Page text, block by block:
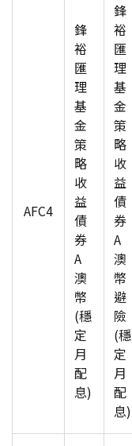
AFC4
鋒
裕
匯
理
基
金
策
略
收
益
債
券
A
澳
幣
(穩
定
月
配
息)
鋒
裕
匯
理
基
金
策
略
收
益
債
券
A
澳
幣
避
險
(穩
定
月
配
息)